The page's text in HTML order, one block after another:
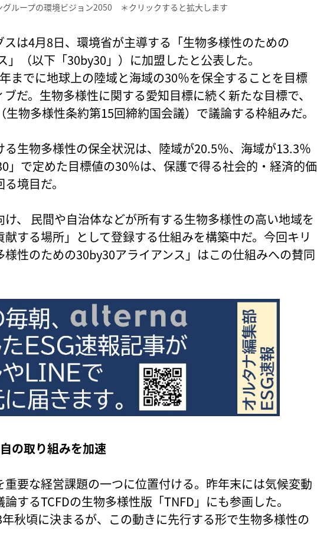
グループの環境ビジョン2050 ＊クリックすると拡大します
は4月8日、環境省が主導する「生物多様性のための
（以下「30by30」）に加盟したと公表した。
までに地球上の陸域と海域の30％を保全することを目標
だ。生物多様性に関する愛知目標に続く新たな目標で、
生物多様性条約第15回締約国会議）で議論する枠組みだ。
る生物多様性の保全状況は、陸域が20.5％、海域が13.3％
」で定めた目標値の30％は、保護で得る社会的・経済的価
境目だ。
、 民間や自治体などが所有する生物多様性の高い地域を
献する場所」として登録する仕組みを構築中だ。今回キリ
様性のための30by30アライアンス」はこの仕組みへの賛同
の取り組みを加速
重要な経営課題の一つに位置付ける。昨年末には気候変動
するTCFDの生物多様性版「TNFD」にも参画した。
秋頃に決まるが、この動きに先行する形で生物多様性の